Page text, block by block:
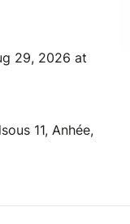
29, 2026 at
11, Anhée,